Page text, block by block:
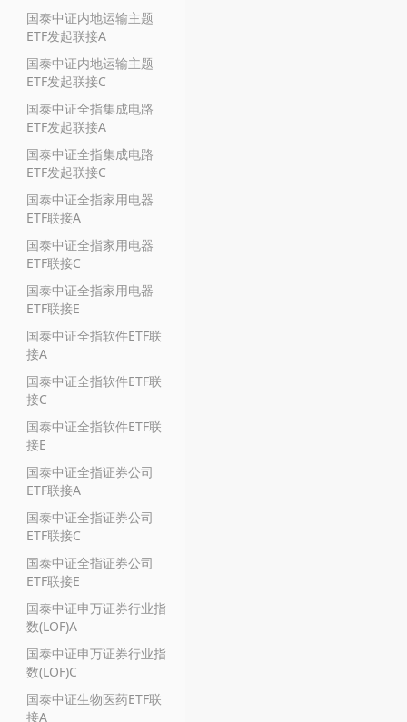
国泰中证内地运输主题
ETF发起联接A
国泰中证内地运输主题
ETF发起联接C
国泰中证全指集成电路
ETF发起联接A
国泰中证全指集成电路
ETF发起联接C
国泰中证全指家用电器
ETF联接A
国泰中证全指家用电器
ETF联接C
国泰中证全指家用电器
ETF联接E
国泰中证全指软件ETF联
接A
国泰中证全指软件ETF联
接C
国泰中证全指软件ETF联
接E
国泰中证全指证券公司
ETF联接A
国泰中证全指证券公司
ETF联接C
国泰中证全指证券公司
ETF联接E
国泰中证申万证券行业指
数(LOF)A
国泰中证申万证券行业指
数(LOF)C
国泰中证生物医药ETF联
接A